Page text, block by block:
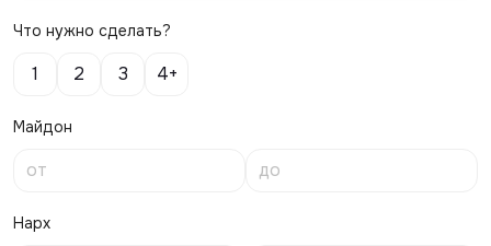
Что нужно сделать?
1 2 3 4+
Майдон
Нарх